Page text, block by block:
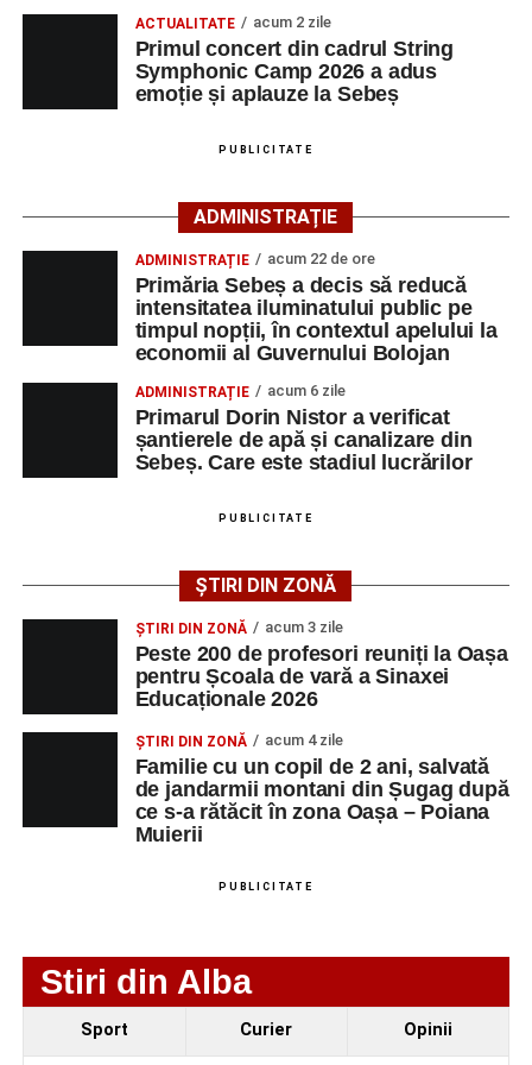
Adaugă-ne ca sursă preferată
Urmărește-ne pe Google News
Primăria Sebeș a decis să reducă intensitatea
iluminatului public pe timpul nopții, în contextul
apelului la economii al Guvernului Bolojan
Duminică, 23 august 2026, Râpa Roșie găzduiește
cea de-a III-a ediție a concursului „CicloAventurier
de Sebeș”
Primul concert din cadrul String Symphonic Camp
2026 a adus emoție și aplauze la Sebeș
participă, timp de o săptămână, la cursuri de
perfecționare, repetiții și activități artistice desfășurate sub
îndrumarea unor profesori și mentori.
au venit la Sebeș și au susținut un recital apreciat de
tinerilor muzicieni și munca depusă în cadrul taberei, iar
spectatorii au răsplătit prestațiile cu aplauze îndelungate.
Evenimentul face parte din programulString Symphonic
Camp 2026, proiect susținut de Rotary Club Alba Iulia
ACTUALITATE acum 2 zile
Primul concert din cadrul String
Symphonic Camp 2026 a adus
emoție și aplauze la Sebeș
PUBLICITATE
ADMINISTRAȚIE
ADMINISTRAȚIE acum 22 de ore
Primăria Sebeș a decis să reducă
intensitatea iluminatului public pe
timpul nopții, în contextul apelului la
economii al Guvernului Bolojan
ADMINISTRAȚIE acum 6 zile
Primarul Dorin Nistor a verificat
șantierele de apă și canalizare din
Sebeș. Care este stadiul lucrărilor
PUBLICITATE
ȘTIRI DIN ZONĂ
ȘTIRI DIN ZONĂ acum 3 zile
Peste 200 de profesori reuniți la Oașa
pentru Școala de vară a Sinaxei
Educaționale 2026
ȘTIRI DIN ZONĂ acum 4 zile
Familie cu un copil de 2 ani, salvată
de jandarmii montani din Șugag după
ce s-a rătăcit în zona Oașa – Poiana
Muierii
PUBLICITATE
Stiri din Alba
Sport Curier Opinii